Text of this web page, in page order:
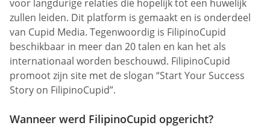
voor langdurige relaties die hopelijk tot een huwelijk
zullen leiden. Dit platform is gemaakt en is onderdeel
van Cupid Media. Tegenwoordig is FilipinoCupid
beschikbaar in meer dan 20 talen en kan het als
internationaal worden beschouwd. FilipinoCupid
promoot zijn site met de slogan “Start Your Success
Story on FilipinoCupid”.
Wanneer werd FilipinoCupid opgericht?